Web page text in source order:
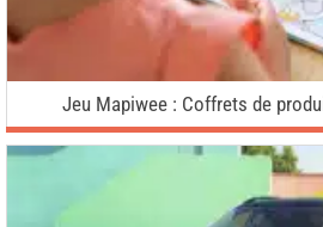
Jeu Mapiwee : Coffrets de